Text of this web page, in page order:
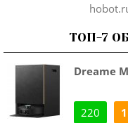
ТОП-7
Dreame
220